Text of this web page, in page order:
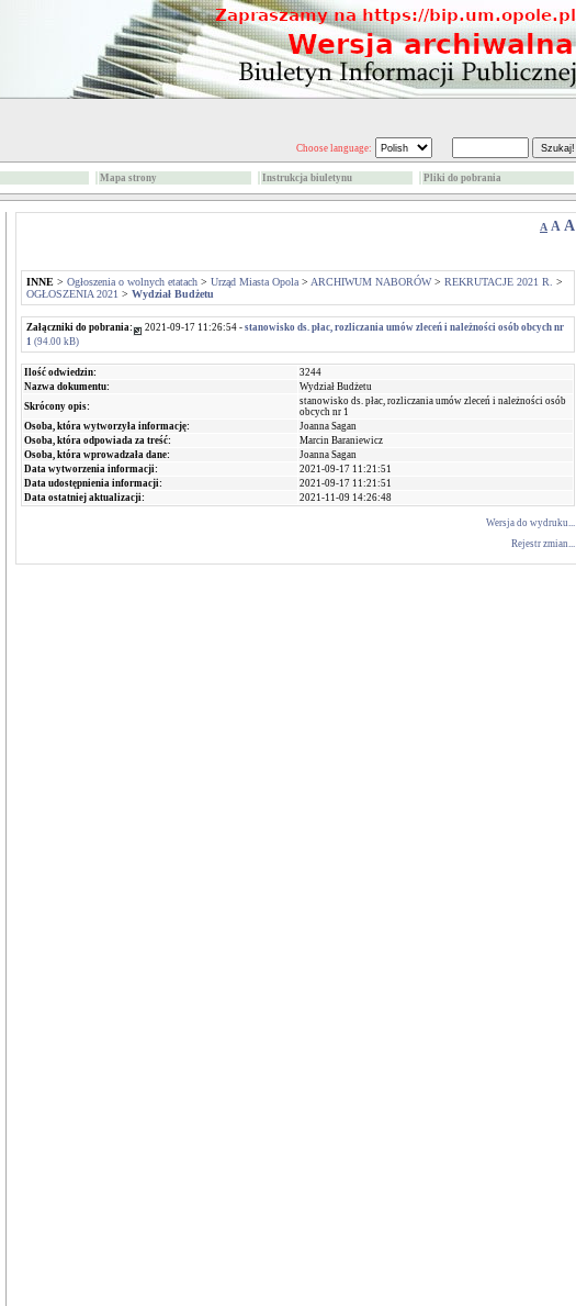
Choose language:
Mapa strony Instrukcja biuletynu Pliki do pobrania
A A A
INNE > Ogłoszenia o wolnych etatach > Urząd Miasta Opola > ARCHIWUM NABORÓW> REKRUTACJE 2021 R.
>
OGŁOSZENIA 2021 > Wydział Budżetu
Załączniki do pobrania: 2021-09-17 11:26:54 - stanowisko ds. płac, rozliczania umów zleceń i należności osób obcych nr
1 (94.00 kB)
Ilość odwiedzin:
3244
Nazwa dokumentu:
Wydział Budżetu
Skrócony opis:
stanowisko ds. płac, rozliczania umów zleceń i należności osób
obcych nr 1
Osoba, która wytworzyła informację:
Joanna Sagan
Osoba, która odpowiada za treść:
Marcin Baraniewicz
Osoba, która wprowadzała dane:
Joanna Sagan
Data wytworzenia informacji:
2021-09-17 11:21:51
Data udostępnienia informacji:
2021-09-17 11:21:51
Data ostatniej aktualizacji:
2021-11-09 14:26:48
Wersja do wydruku...
Rejestr zmian...